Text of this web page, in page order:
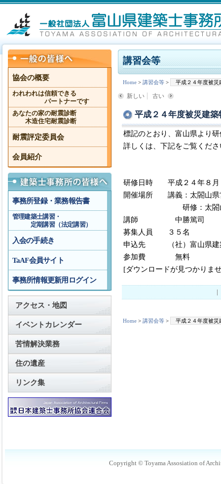
講習会等
Home > 講習会等 > 平成２４年度被災
新しい 古い
平成２４年度被災建
標記のとおり、富山県より
詳しくは、下記をご覧くださ
研修日時 平成２４年８月
開催場所 講義：太閤山県
研修：太閤山県営
講師 中勝篤司
募集人員 ３５名
申込先 （社）富山県建
参加費 無料
[ダウンロードが見つかりま
Home > 講習会等 > 平成２４年度被災
協会の概要
われわれは信頼できる
パートナーです
あなたの家の耐震診断
木造住宅耐震診断
耐震評定委員会
会員紹介
事務所登録・業務報告書
管理建築士講習・
定期講習（法定講習）
入会の手続き
TaAF会員サイト
事務所情報更新用ログイン
アクセス・地図
イベントカレンダー
苦情解決業務
住の遺産
リンク集
Copyright © Toyama Assosiation of